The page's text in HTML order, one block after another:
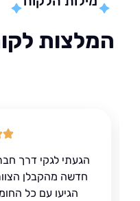
לקוחות
הגעתי לגקי דרך חברים
חדשה מהקבלן הצוות הגיע
הגיעו עם כל החומרי ניקוי